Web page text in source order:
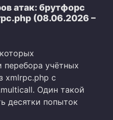
атак: брутфорс
(08.06.2026 –
учётных
xmlrpc.php с
Один такой
десятки попыток